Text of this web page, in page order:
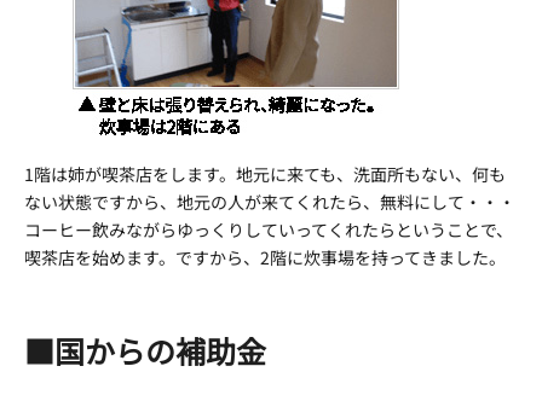
1階は姉が喫茶店をします。地元に来ても、洗面所もない、何も
ない状態ですから、地元の人が来てくれたら、無料にして・・・
コーヒー飲みながらゆっくりしていってくれたらということで、
喫茶店を始めます。ですから、2階に炊事場を持ってきました。
■国からの補助金